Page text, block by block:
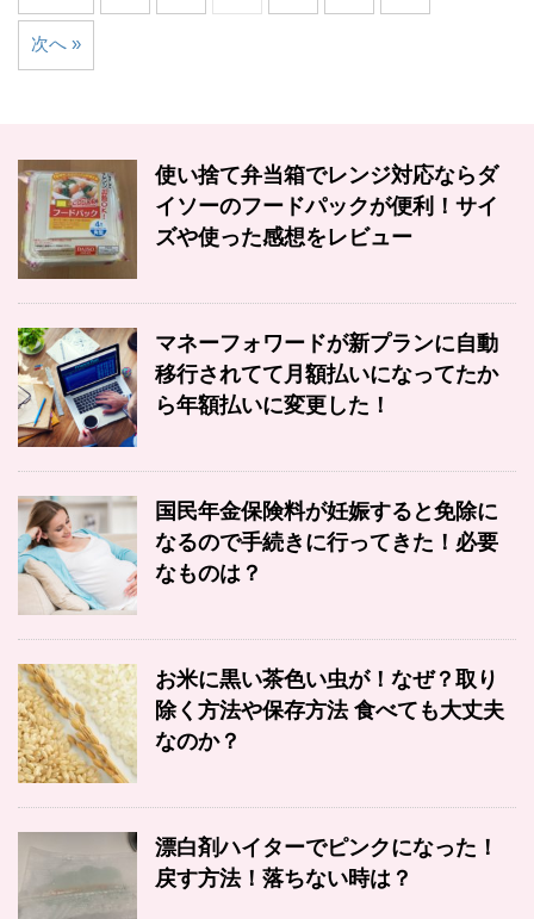
次へ »
使い捨て弁当箱でレンジ対応ならダ
イソーのフードパックが便利！サイ
ズや使った感想をレビュー
マネーフォワードが新プランに自動
移行されてて月額払いになってたか
ら年額払いに変更した！
国民年金保険料が妊娠すると免除に
なるので手続きに行ってきた！必要
なものは？
お米に黒い茶色い虫が！なぜ？取り
除く方法や保存方法 食べても大丈夫
なのか？
漂白剤ハイターでピンクになった！
戻す方法！落ちない時は？